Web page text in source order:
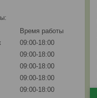
Время работы
09:00-18:00
09:00-18:00
09:00-18:00
09:00-18:00
09:00-18:00